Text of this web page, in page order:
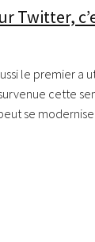
Twitter,
le premier a
cette
se